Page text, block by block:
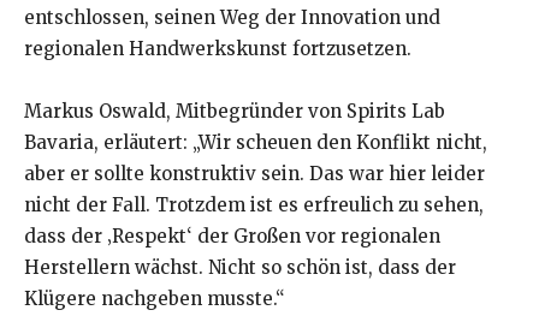
entschlossen, seinen Weg der Innovation und
regionalen Handwerkskunst fortzusetzen.
Markus Oswald, Mitbegründer von Spirits Lab
Bavaria, erläutert: „Wir scheuen den Konflikt nicht,
aber er sollte konstruktiv sein. Das war hier leider
nicht der Fall. Trotzdem ist es erfreulich zu sehen,
dass der ‚Respekt‘ der Großen vor regionalen
Herstellern wächst. Nicht so schön ist, dass der
Klügere nachgeben musste.“